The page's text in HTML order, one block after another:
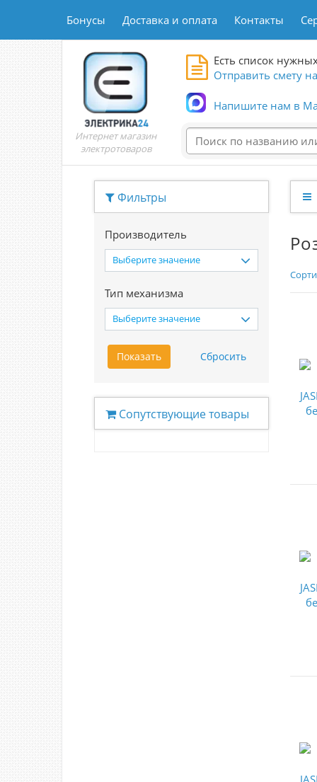
Бонусы Доставка и оплата Контакты
Интернет магазин
электротоваров
Есть список
Отправить смету
Напишите нам в
Фильтры
Производитель
Выберите значение
Тип механизма
Выберите значение
Сопутствующие товары